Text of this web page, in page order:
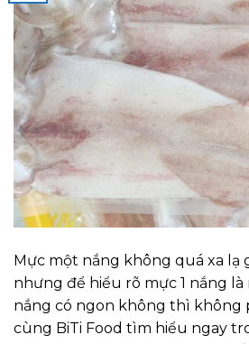
Mực một nắng không quá xa lạ
nhưng để hiểu rõ mực 1 nắng là
nắng có ngon không thì không
cùng BiTi Food tìm hiểu ngay